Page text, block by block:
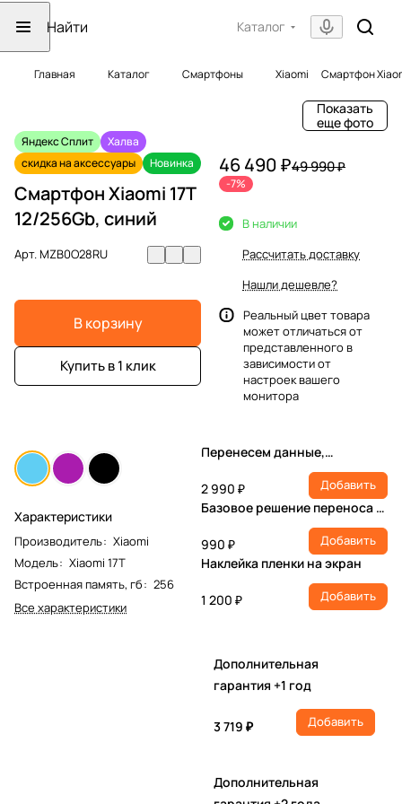
Каталог
Главная Каталог Смартфоны Xiaomi Смартфон
Показать
еще фото
Яндекс Сплит
Халва
скидка на аксессуары
Новинка
Смартфон Xiaomi 17T
12/256Gb, синий
Арт.MZB0O28RU
В корзину
Купить в 1 клик
Характеристики
Производитель: Xiaomi
Модель: Xiaomi 17T
Встроенная память, гб: 256
Все характеристики
46 490 ₽49 990 ₽
-7%
В наличии
Рассчитать доставку
Нашли дешевле?
Реальный цвет товара
может отличаться от
представленного в
зависимости от
настроек вашего
монитора
Перенесем данные,
настроим учетную запись,
установим ПО
2 990 ₽ Добавить
Базовое решение переноса и
990 ₽
Добавить
Наклейка пленки на экран
1 200 ₽ Добавить
Дополнительная
гарантия +1 год
3 719 ₽ Добавить
Дополнительная